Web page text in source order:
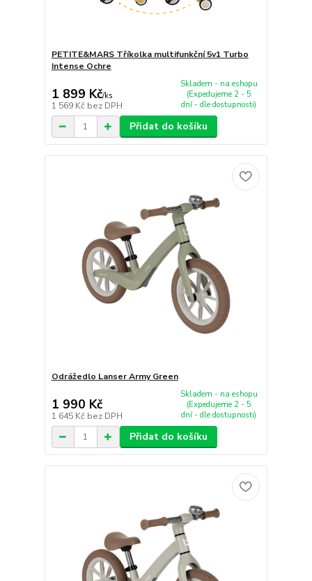
PETITE&MARS Tříkolka multifunkční 5v1 Turbo
Intense Ochre
1 899 Kč/ks
1 569 Kč bez DPH
Skladem - na eshopu
(Expedujeme 2 - 5
dní - dle dostupnosti)
Přidat do košíku
Odrážedlo Lanser Army Green
1 990 Kč
1 645 Kč bez DPH
Skladem - na eshopu
(Expedujeme 2 - 5
dní - dle dostupnosti)
Přidat do košíku